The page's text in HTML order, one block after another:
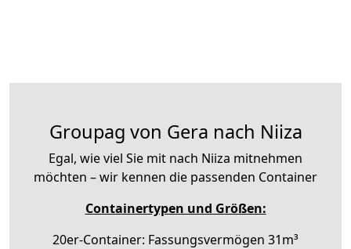
Groupag von Gera nach Niiza
Egal, wie viel Sie mit nach Niiza mitnehmen
möchten – wir kennen die passenden Container
Containertypen und Größen:
20er-Container: Fassungsvermögen 31m³